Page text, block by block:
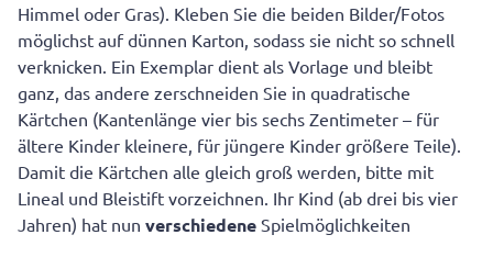
Himmel oder Gras). Kleben Sie die beiden Bilder/Fotos
möglichst auf dünnen Karton, sodass sie nicht so schnell
verknicken. Ein Exemplar dient als Vorlage und bleibt
ganz, das andere zerschneiden Sie in quadratische
Kärtchen (Kantenlänge vier bis sechs Zentimeter – für
ältere Kinder kleinere, für jüngere Kinder größere Teile).
Damit die Kärtchen alle gleich groß werden, bitte mit
Lineal und Bleistift vorzeichnen. Ihr Kind (ab drei bis vier
Jahren) hat nun verschiedene Spielmöglichkeiten